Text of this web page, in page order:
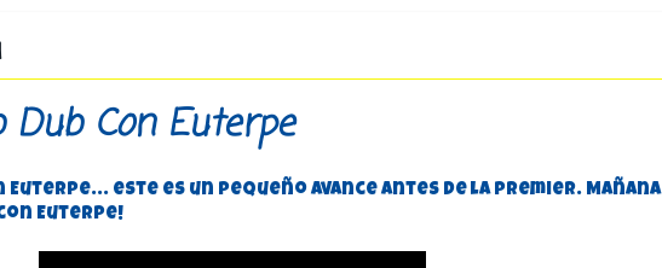
Con Euterpe
Euterpe... este es un pequeño avance antes de la premier. Mañana
Euterpe!